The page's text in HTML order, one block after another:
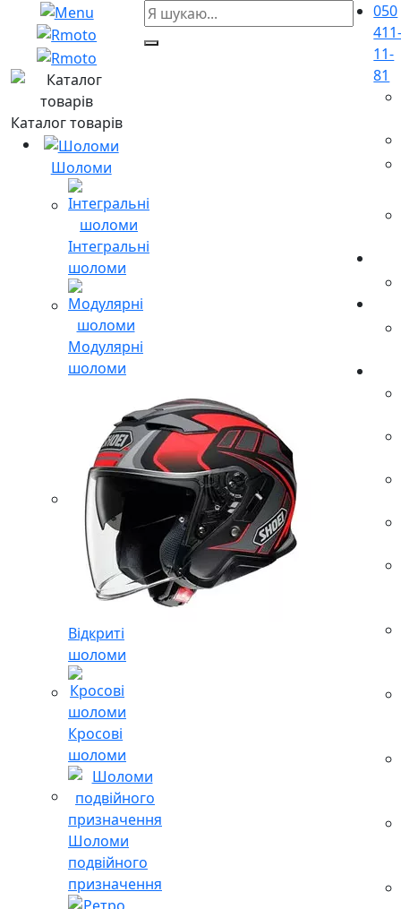
Каталог товарів
Шоломи
Інтегральні
шоломи
Модулярні
шоломи
Відкриті
шоломи
Кросові
шоломи
Шоломи
подвійного
призначення
050
11-
81